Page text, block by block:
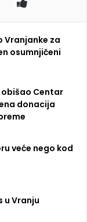
Vranjanke za
osumnjičeni
Centar
donacija
veće nego kod
u Vranju